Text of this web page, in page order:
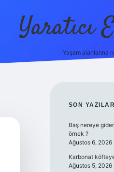
Yaratıcı
Yaşam alanlarına
SON YAZILAR
Baş nereye
örnek ?
Ağustos 6, 2026
Karbonat
Ağustos 5, 2026